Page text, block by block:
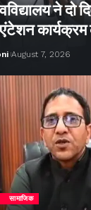
ने दो
August 7, 2026
सामाजिक